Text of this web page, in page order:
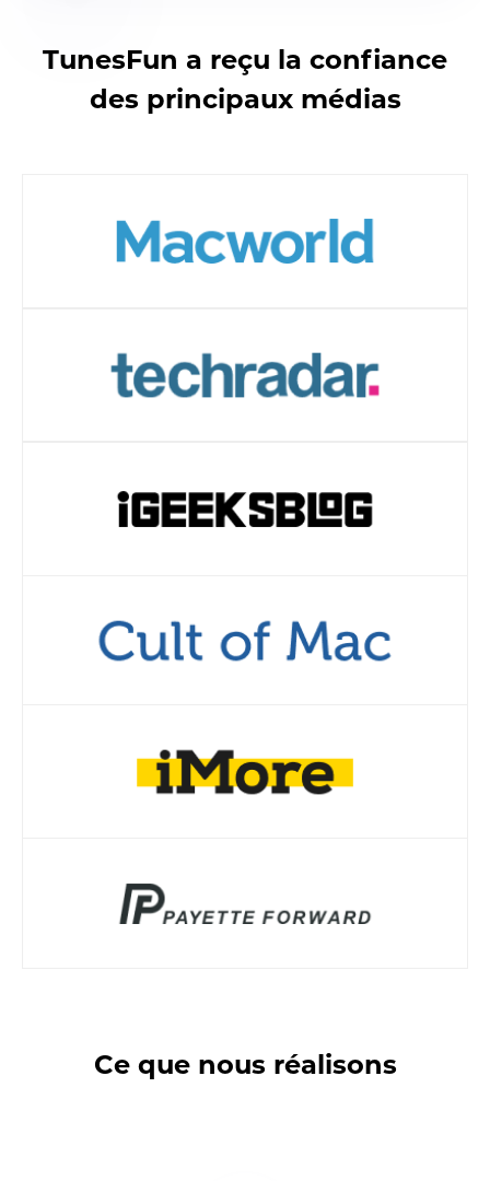
TunesFun a reçu la confiance
des principaux médias
Ce que nous réalisons